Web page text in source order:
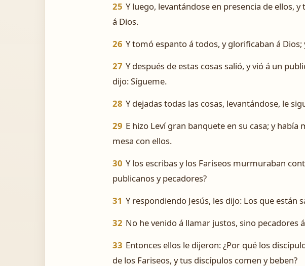
25 Y luego, levantándose en presencia de ellos,
á Dios.
26 Y tomó espanto á todos, y glorificaban á
27 Y después de estas cosas salió, y vió á un
dijo: Sígueme.
28 Y dejadas todas las cosas, levantándose, le
29 E hizo Leví gran banquete en su casa; y
mesa con ellos.
30 Y los escribas y los Fariseos murmuraban
publicanos y pecadores?
31 Y respondiendo Jesús, les dijo: Los que
32 No he venido á llamar justos, sino pecadores
33 Entonces ellos le dijeron: ¿Por qué los
de los Fariseos, y tus discípulos comen y beben?